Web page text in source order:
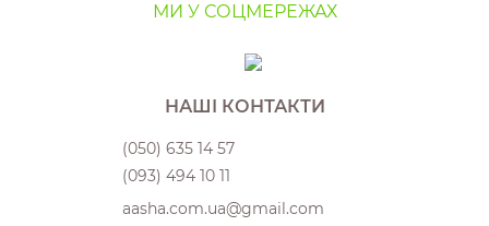
МИ У СОЦМЕРЕЖАХ
НАШІ КОНТАКТИ
(050) 635 14 57
(093) 494 10 11
aasha.com.ua@gmail.com